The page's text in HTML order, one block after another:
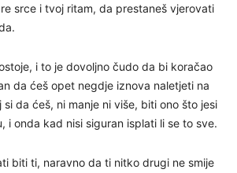
srce i tvoj ritam, da prestaneš vjerovati
i to je dovoljno čudo da bi koračao
da ćeš opet negdje iznova naletjeti na
da ćeš, ni manje ni više, biti ono što jesi
i onda kad nisi siguran isplati li se to sve.
biti ti, naravno da ti nitko drugi ne smije